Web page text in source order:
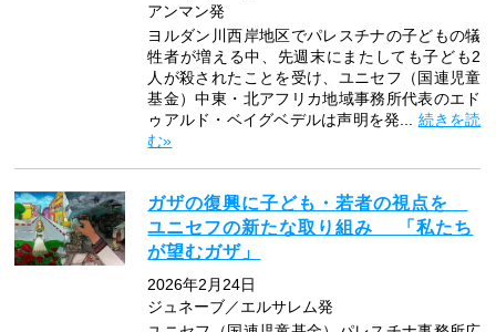
アンマン発
ヨルダン川西岸地区でパレスチナの子どもの犠
牲者が増える中、先週末にまたしても子ども2
人が殺されたことを受け、ユニセフ（国連児童
基金）中東・北アフリカ地域事務所代表のエド
ゥアルド・ベイグベデルは声明を発... 続きを読
む»
ガザの復興に子ども・若者の視点を
ユニセフの新たな取り組み 「私たち
が望むガザ」
2026年2月24日
ジュネーブ／エルサレム発